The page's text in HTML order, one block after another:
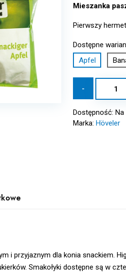
Mieszanka
Pierwszy
Dostępne
Apfel
-
HÖVELER
Apfel
1
Dostępność:Na
Marka:Höveler
i przyjaznym dla konia snackiem.
Smakołyki dostępne są w